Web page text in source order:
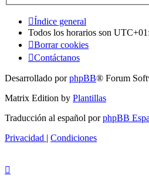
Índice general
Todos los horarios son
Borrar cookies
Contáctanos
Desarrollado porphpBB® Forum
Matrix Edition by Plantillas
Traducción al español porphpBB
Privacidad | Condiciones